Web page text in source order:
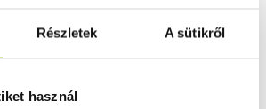
Részletek A sütikről
használ
ezért az ABS gyakorlatilag úgyis
fölöslegessé vált.
biztonságossága